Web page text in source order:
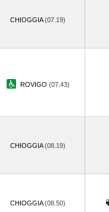
CHIOGGIA(07.19)
ROVIGO (07.43)
CHIOGGIA(08.19)
CHIOGGIA(08.50)